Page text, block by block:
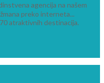
agencija na našem
preko interneta...
atraktivnih destinacija.